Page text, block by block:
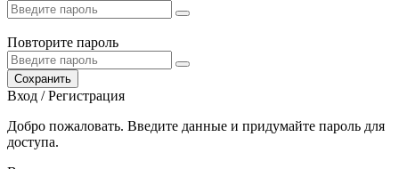
Повторите пароль
Сохранить
Вход / Регистрация
Добро пожаловать. Введите данные и придумайте пароль для
доступа.